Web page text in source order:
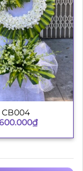
CB004
₫